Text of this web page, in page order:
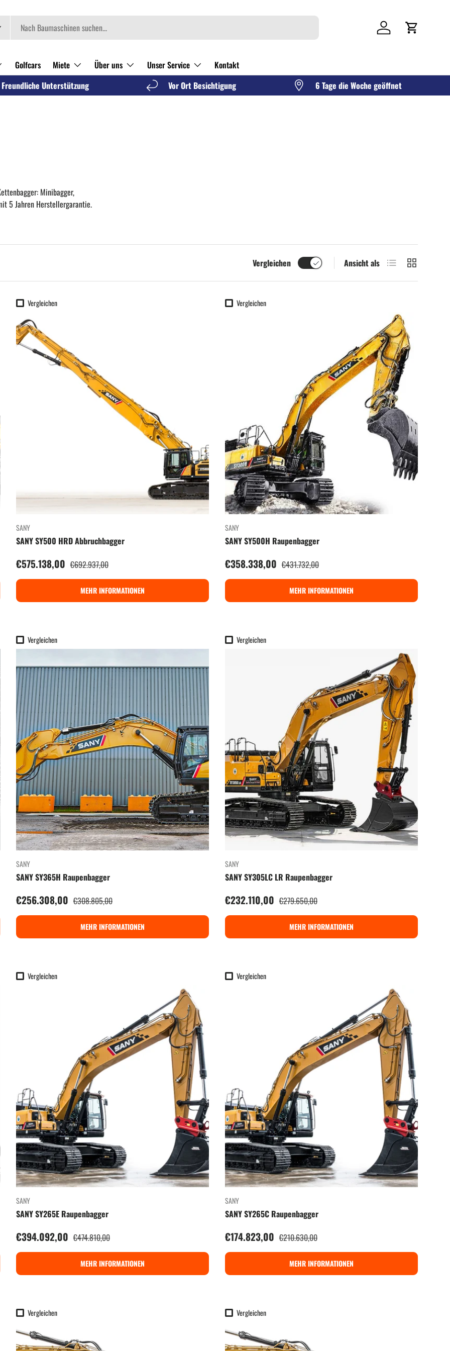
Einloggen
Golfcars Miete Über uns Unser Service
Kontakt
Freundliche Unterstützung Vor Ort Besichtigung 6 Tage die Woche geöffnet
Minibagger,
5 Jahren Herstellergarantie.
Vergleichen Ansicht als ProduktlisteProduktraster
Vergleichen
SANY
SANY SY500 HRD Abbruchbagger
Verkaufspreis
€575.138,00 Normaler Preis
€692.937,00
MEHR INFORMATIONEN
Vergleichen
SANY
SANY SY500H Raupenbagger
Verkaufspreis
€358.338,00 Normaler Preis
€431.732,00
MEHR INFORMATIONEN
Vergleichen
SANY
SANY SY365H Raupenbagger
Verkaufspreis
€256.308,00 Normaler Preis
€308.805,00
MEHR INFORMATIONEN
Vergleichen
SANY
SANY SY305LC LR Raupenbagger
Verkaufspreis
€232.110,00 Normaler Preis
€279.650,00
MEHR INFORMATIONEN
Vergleichen
SANY
SANY SY265E Raupenbagger
Verkaufspreis
€394.092,00 Normaler Preis
€474.810,00
MEHR INFORMATIONEN
Vergleichen
SANY
SANY SY265C Raupenbagger
Verkaufspreis
€174.823,00 Normaler Preis
€210.630,00
MEHR INFORMATIONEN
Vergleichen Vergleichen